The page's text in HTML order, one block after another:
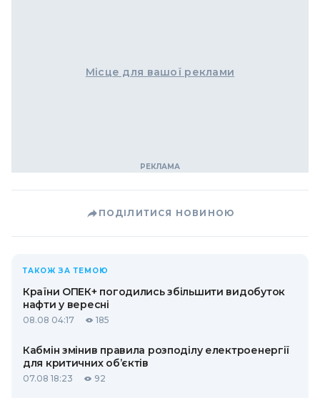
Місце для вашої реклами
ПОДІЛИТИСЯ НОВИНОЮ
ТАКОЖ ЗА ТЕМОЮ
Країни ОПЕК+ погодились збільшити видобуток
нафти у вересні
08.08 04:17 185
Кабмін змінив правила розподілу електроенергії
для критичних об’єктів
07.08 18:23 92